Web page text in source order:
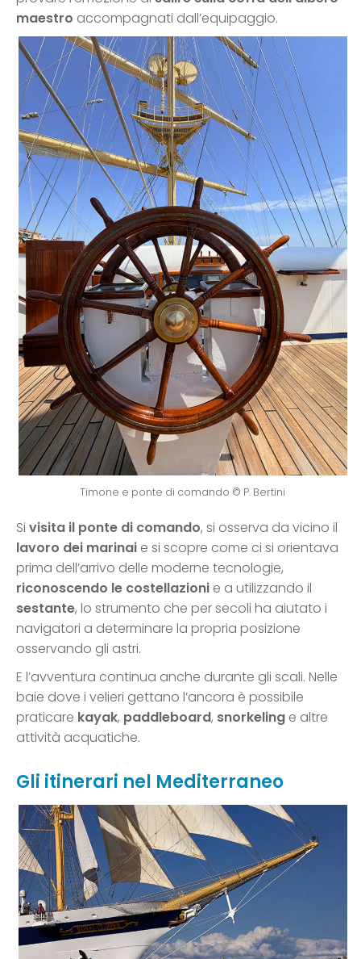
maestro accompagnati dall’equipaggio.
Timone e ponte di comando © P. Bertini
Si visita il ponte di comando, si osserva da vicino il
lavoro dei marinai e si scopre come ci si orientava
prima dell’arrivo delle moderne tecnologie,
riconoscendo le costellazioni e a utilizzando il
sestante, lo strumento che per secoli ha aiutato i
navigatori a determinare la propria posizione
osservando gli astri.
E l’avventura continua anche durante gli scali. Nelle
baie dove i velieri gettano l’ancora è possibile
praticare kayak, paddleboard, snorkeling e altre
attività acquatiche.
Gli itinerari nel Mediterraneo